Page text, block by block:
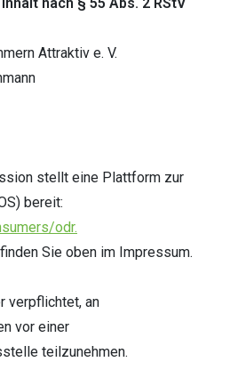
Attraktiv e. V.
stellt eine Plattform zur
bereit:
odr.
Sie oben im Impressum.
verpflichtet, an
vor einer
teilzunehmen.